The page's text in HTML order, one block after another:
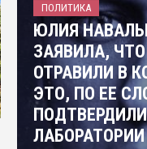
ПОЛИТИКА
ЮЛИЯ
ЗАЯВИЛА,
ОТРАВИЛИ В
ЭТО, ПО ЕЕ
ЛАБОРАТОРИИ